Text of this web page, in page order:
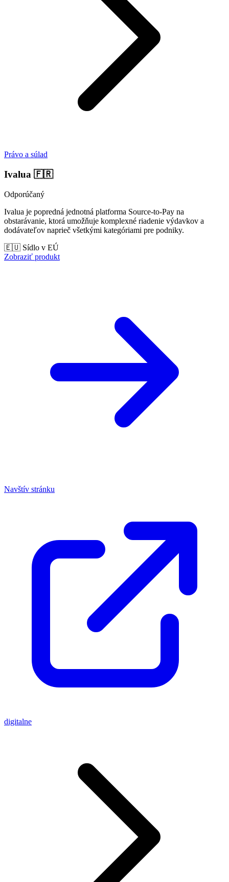
Právo a súlad
Ivalua 🇫🇷
Odporúčaný
Ivalua je popredná jednotná platforma Source-to-Pay na
obstarávanie, ktorá umožňuje komplexné riadenie výdavkov a
dodávateľov naprieč všetkými kategóriami pre podniky.
🇪🇺 Sídlo v EÚ
Zobraziť produkt
Navštív stránku
digitalne